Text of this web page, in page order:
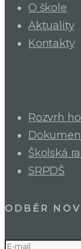
O škole
Aktuality
Kontakty
Rozvrh
Školská
SRPDŠ
ODBĚR